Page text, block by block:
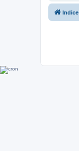
Indice